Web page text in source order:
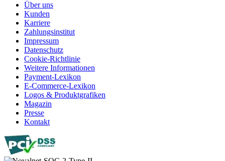
Über uns
Kunden
Karriere
Zahlungsinstitut
Impressum
Datenschutz
Cookie-Richtlinie
Weitere Informationen
Payment-Lexikon
E-Commerce-Lexikon
Logos & Produktgrafiken
Magazin
Presse
Kontakt